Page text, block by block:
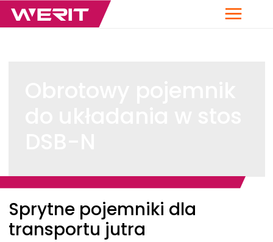
Menu
Breadcrumb
Sprytne pojemniki dla
transportu jutra